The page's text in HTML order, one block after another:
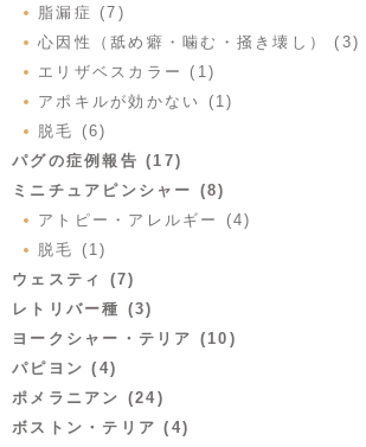
脂漏症 (7)
心因性（舐め癖・噛む・掻き壊し） (3)
エリザベスカラー (1)
アポキルが効かない (1)
脱毛 (6)
パグの症例報告 (17)
ミニチュアピンシャー (8)
アトピー・アレルギー (4)
脱毛 (1)
ウェスティ (7)
レトリバー種 (3)
ヨークシャー・テリア (10)
パピヨン (4)
ポメラニアン (24)
ボストン・テリア (4)